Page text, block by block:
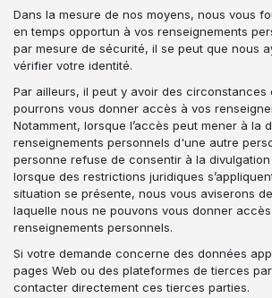
Dans la mesure de nos moyens, nous vous
en temps opportun à vos renseignements
par mesure de sécurité, il se peut que nous
vérifier votre identité.
Par ailleurs, il peut y avoir des circonstances
pourrons vous donner accès à vos
Notamment, lorsque l’accès peut mener à la
renseignements personnels d'une autre
personne refuse de consentir à la
lorsque des restrictions juridiques
situation se présente, nous vous aviserons
laquelle nous ne pouvons vous donner
renseignements personnels.
Si votre demande concerne des données
pages Web ou des plateformes de tierces
contacter directement ces tierces parties.